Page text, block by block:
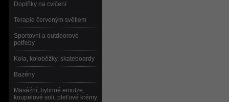
Doplňky na cvičení
Terapie červeným světlem
Sportovní a outdoorové
potřeby
Kola, koloběžky, skateboardy
Bazény
Masážní, bylinné emulze,
koupelové soli, pleťové krémy